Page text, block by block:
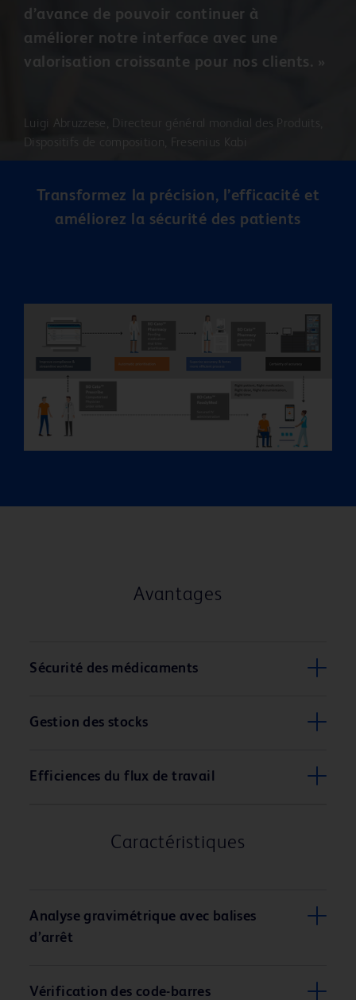
d’avance de pouvoir continuer à
améliorer notre interface avec une
valorisation croissante pour nos clients. »
Luigi Abruzzese, Directeur général mondial des Produits,
Dispositifs de composition, Fresenius Kabi
Transformez la précision, l’efficacité et
améliorez la sécurité des patients
Avantages
Sécurité des médicaments
Gestion des stocks
Efficiences du flux de travail
Caractéristiques
Analyse gravimétrique avec balises
d’arrêt
Vérification des code-barres